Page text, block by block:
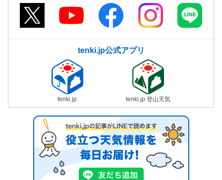
tenki.jp公式アプリ
tenki.jp tenki.jp 登山天気